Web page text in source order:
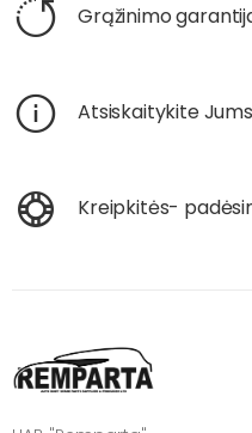
Grąžinimo
Atsiskaitykite
Kreipkitės-